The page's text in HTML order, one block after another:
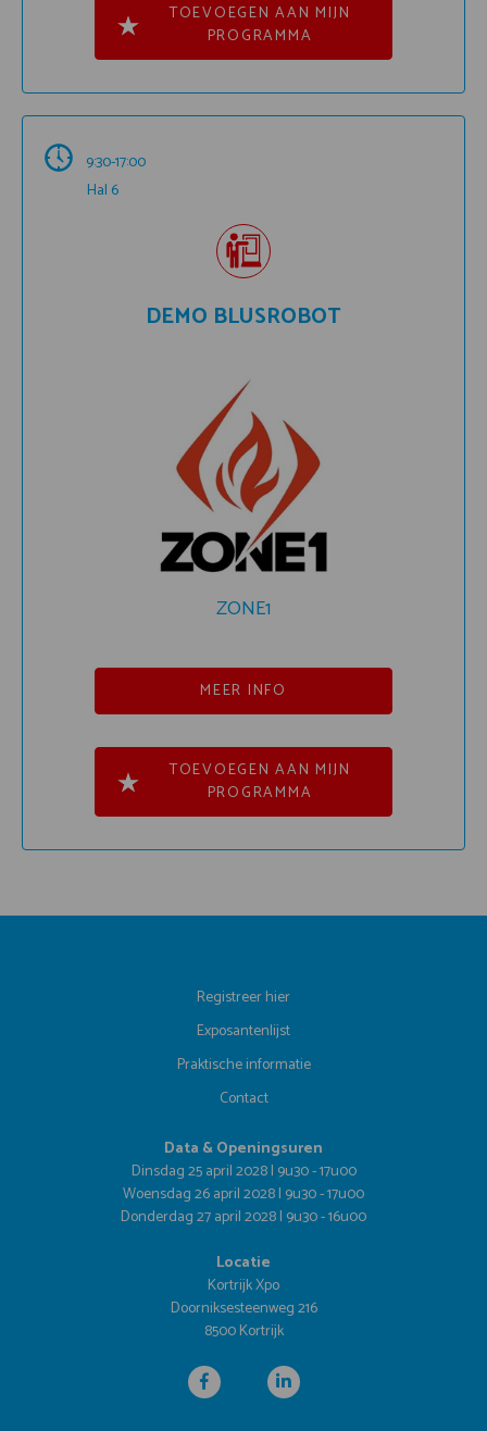
TOEVOEGEN AAN MIJN
PROGRAMMA
9:30-17:00
Hal 6
DEMO BLUSROBOT
ZONE1
MEER INFO
TOEVOEGEN AAN MIJN
PROGRAMMA
Registreer hier
Exposantenlijst
Praktische informatie
Contact
Data & Openingsuren
Dinsdag 25 april 2028 | 9u30 - 17u00
Woensdag 26 april 2028 | 9u30 - 17u00
Donderdag 27 april 2028 | 9u30 - 16u00
Locatie
Kortrijk Xpo
Doorniksesteenweg 216
8500 Kortrijk